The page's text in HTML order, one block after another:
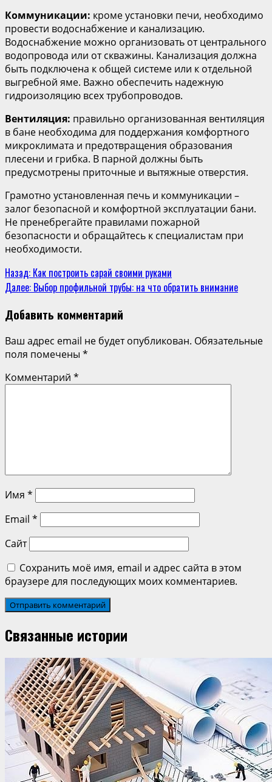
Коммуникации: кроме установки печи, необходимо
провести водоснабжение и канализацию.
Водоснабжение можно организовать от центрального
водопровода или от скважины. Канализация должна
быть подключена к общей системе или к отдельной
выгребной яме. Важно обеспечить надежную
гидроизоляцию всех трубопроводов.
Вентиляция: правильно организованная вентиляция
в бане необходима для поддержания комфортного
микроклимата и предотвращения образования
плесени и грибка. В парной должны быть
предусмотрены приточные и вытяжные отверстия.
Грамотно установленная печь и коммуникации –
залог безопасной и комфортной эксплуатации бани.
Не пренебрегайте правилами пожарной
безопасности и обращайтесь к специалистам при
необходимости.
Назад: Как построить сарай своими руками
Далее: Выбор профильной трубы: на что обратить внимание
Добавить комментарий
Ваш адрес email не будет опубликован. Обязательные
поля помечены *
Комментарий *
Имя *
Email *
Сайт
Сохранить моё имя, email и адрес сайта в этом
браузере для последующих моих комментариев.
Связанные истории